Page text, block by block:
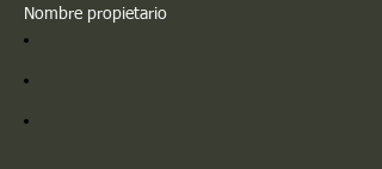
Nombre propietario